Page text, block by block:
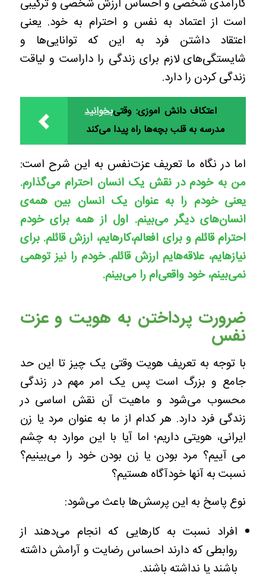
کارآمدی شخصی و احساس ارزش شخصی و ترکیبی
است از اعتماد به‌ نفس و احترام به خود. یعنی
اعتقاد داشتن فرد به این که توانایی‌ها و
شایستگی‌های لازم برای زندگی را داراست و لیاقت
زندگی کردن را دارد.
بخوانیداعتکاف دانش‌ آموزی: وقتی
مدرسه به قلب بچه‌ها راه پیدا می‌کند
اما در نگاه ما تعریف عزت‌نفس به این شرح است:
من به خودم در نقش یک انسان احترام می‌گذارم.
یعنی خودم را به عنوان یک انسان بین همه‌ی
انسان‌های دیگر می‌بینم. اول از همه برای خودم
احترام قائلم و برای افعالم،کارهایم، ارزش قائلم. برای
نیازهایم، علاقه‌هایم ارزش قائلم. خودم را نیز توهمی
نمی‌بینم، خود واقعی‌ام را می‌بینم.
ضرورت پرداختن به هویت و عزت‌
نفس
با توجه به تعریف هویت وقتی یک چیز تا این حد
جامع و بزرگ است پس یک امر مهم در زندگی
محسوب می‌شود و ماهیت آن نقش اساسی در
زندگی فرد دارد. هر کدام از ما به عنوان مرد یا زن
ایرانی، هویتی داریم؛ اما آیا با این موارد به چشم
می آییم؟ مرد بودن یا زن بودن خود را می‌بینیم؟
نسبت به آنها خودآگاه هستیم؟
نوع پاسخ به این پرسش‌ها باعث می‌شود:
افراد نسبت به کارهایی که انجام می‌دهند از
روابطی که دارند احساس رضایت و آرامش داشته‌
باشند یا نداشته‌ باشند.